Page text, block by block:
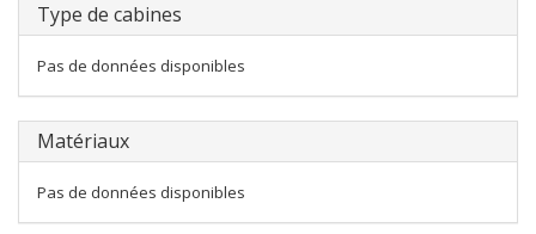
Type de cabines
Pas de données disponibles
Matériaux
Pas de données disponibles